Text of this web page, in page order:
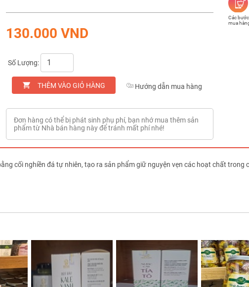
130.000 VND
Số Lượng:
THÊM VÀO GIỎ HÀNG Hướng dẫn mua hàng
Đơn hàng có thể bị phát sinh phụ phí, bạn nhớ mua thêm sản
phẩm từ Nhà bán hàng này để tránh mất phí nhé!
Các bước
mua
cối nghiền đá tự nhiên, tạo ra sản phẩm giữ nguyện vẹn các hoạt chất trong